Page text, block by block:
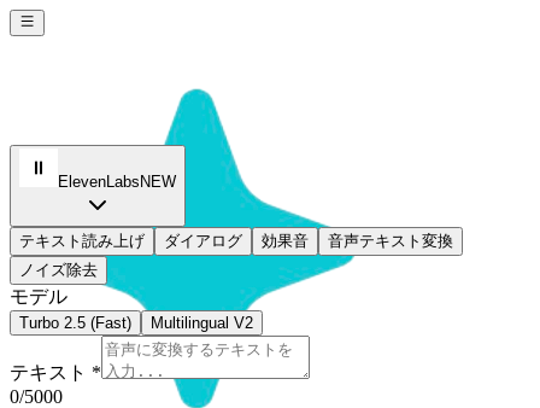
ElevenLabs NEW
テキスト読み上げ ダイアログ 効果音
音声テキスト変換
ノイズ除去
モデル
Turbo 2.5 (Fast) Multilingual V2
テキスト *
0/5000